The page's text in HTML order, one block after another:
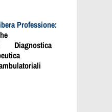
Professione: